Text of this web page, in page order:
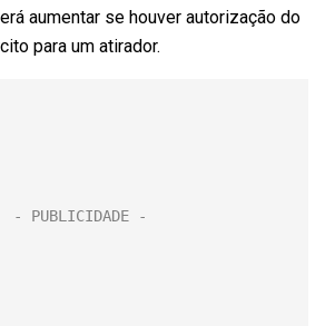
aumentar se houver autorização do
para um atirador.